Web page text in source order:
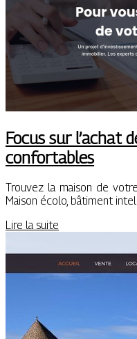
Focus sur l’achat
confortables
Trouvez la maison de
Maison écolo, bâtiment
Lire la suite